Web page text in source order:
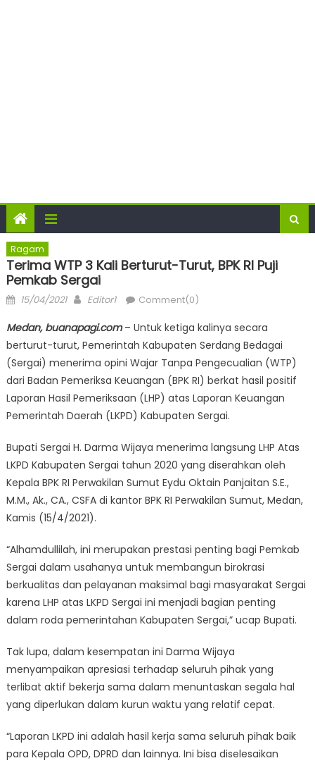
Ragam
Terima WTP 3 Kali Berturut-Turut, BPK RI Puji
Pemkab Sergai
Posted
15/04/2021 Author
Editor1 Comment(0)
Medan, buanapagi.com– Untuk ketiga kalinya secara
berturut-turut, Pemerintah Kabupaten Serdang Bedagai
(Sergai) menerima opini Wajar Tanpa Pengecualian (WTP)
dari Badan Pemeriksa Keuangan (BPK RI) berkat hasil positif
Laporan Hasil Pemeriksaan (LHP) atas Laporan Keuangan
Pemerintah Daerah (LKPD) Kabupaten Sergai.
Bupati Sergai H. Darma Wijaya menerima langsung LHP Atas
LKPD Kabupaten Sergai tahun 2020 yang diserahkan oleh
Kepala BPK RI Perwakilan Sumut Eydu Oktain Panjaitan S.E.,
M.M., Ak., CA., CSFA di kantor BPK RI Perwakilan Sumut, Medan,
Kamis (15/4/2021).
“Alhamdullilah, ini merupakan prestasi penting bagi Pemkab
Sergai dalam usahanya untuk membangun birokrasi
berkualitas dan pelayanan maksimal bagi masyarakat Sergai
karena LHP atas LKPD Sergai ini menjadi bagian penting
dalam roda pemerintahan Kabupaten Sergai,” ucap Bupati.
Tak lupa, dalam kesempatan ini Darma Wijaya
menyampaikan apresiasi terhadap seluruh pihak yang
terlibat aktif bekerja sama dalam menuntaskan segala hal
yang diperlukan dalam kurun waktu yang relatif cepat.
“Laporan LKPD ini adalah hasil kerja sama seluruh pihak baik
para Kepala OPD, DPRD dan lainnya. Ini bisa diselesaikan